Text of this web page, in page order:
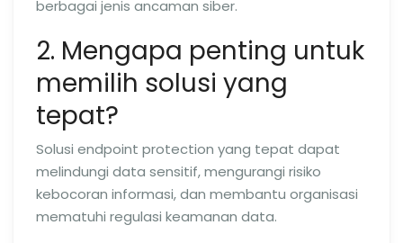
berbagai jenis ancaman siber.
2. Mengapa penting untuk
memilih solusi yang
tepat?
Solusi endpoint protection yang tepat dapat
melindungi data sensitif, mengurangi risiko
kebocoran informasi, dan membantu organisasi
mematuhi regulasi keamanan data.